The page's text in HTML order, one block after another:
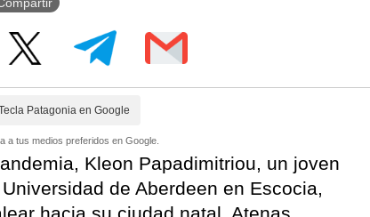
Patagonia en Google
a tus medios preferidos en Google.
Kleon Papadimitriou, un joven
de Aberdeen en Escocia,